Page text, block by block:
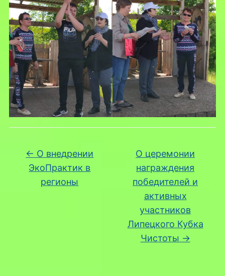
← О внедрении
ЭкоПрактик в
регионы
О церемонии
награждения
победителей и
активных
участников
Липецкого Кубка
Чистоты →